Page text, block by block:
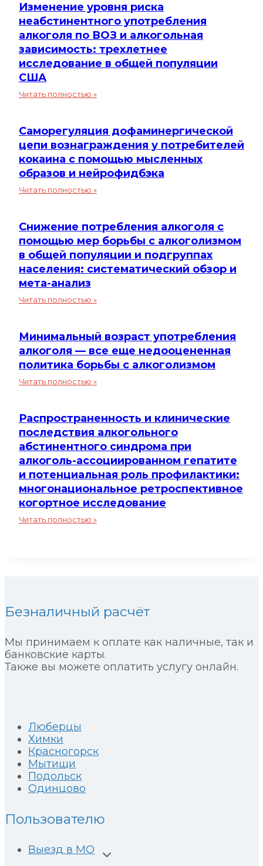
потребления
алкоголя
могут
возможности
измерения
лечения
Изменение уровня риска
неабстинентного употребления
алкоголя по ВОЗ и алкогольная
зависимость: трехлетнее
исследование в общей популяции
США
Читать полностью »Изменение
неабстинентного
употребления
алкоголя
по
ВОЗ
и
трехлетнее
исследование
в
общей
Саморегуляция дофаминергической
цепи вознаграждения у потребителей
кокаина с помощью мысленных
образов и нейрофидбэка
Читать полностью »Саморегуляция
вознаграждения
у
потребителей
с
мысленных
нейрофидбэка
Снижение потребления алкоголя с
помощью мер борьбы с алкоголизмом
в общей популяции и подгруппах
населения: систематический обзор и
мета-анализ
Читать полностью »Снижение
с
помощью
мер
с
общей
популяции
и
подгруппах
населения:
обзор
и
мета-
Минимальный возраст употребления
алкоголя — все еще недооцененная
политика борьбы с алкоголизмом
Читать полностью »Минимальный
алкоголя
—
все
недооцененная
политика
борьбы
с
Распространенность и клинические
последствия алкогольного
абстинентного синдрома при
алкоголь-ассоциированном гепатите
и потенциальная роль профилактики:
многонациональное ретроспективное
когортное исследование
Читать полностью »Распространенность
при
алкоголь-
гепатите
и
потенциальная
Безналичный расчёт
Мы принимаем к оплате как наличные, так и
банковские карты.
Также вы можете оплатить услугу онлайн.
Люберцы
Химки
Красногорск
Мытищи
Подольск
Одинцово
Пользователю
Выезд в МО
Развернуть